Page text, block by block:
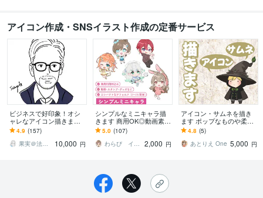
アイコン作成・SNSイラスト作成の定番サービス
ビジネスで好印象！オシ
ャレなアイコン描きます
シンプルでスタイリッシ
ュ★好感度アップ！SNS
やお仕事にも
4.9 (157)
果実＠法人様実績多数のイラストレーター
10,000 円
シンプルなミニキャラ描
きます 商用OK◎動画素
材・グッズなど
5.0 (107)
わらび イラストレーター
2,000 円
アイコン・サムネを描き
ます ポップなものや柔ら
かいテイストなどご希望
に合わせて描きます！
4.8 (5)
あとりえ One 5,000 円